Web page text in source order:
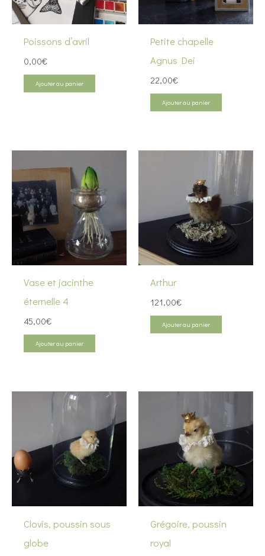
Poissons d’avril
0,00€
Ajouter au panier
Petite chapelle
Agnus Dei
22,00€
Ajouter au panier
Vase et jacinthe
éternelle 4
45,00€
Ajouter au panier
Arthur
121,00€
Ajouter au panier
Clovis, poussin sous
globe
Grégoire, poussin
royal